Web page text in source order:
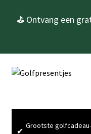
⛳ Ontvang een
Ga
navigatie
Ga
inhoud
Golfcadeau’s
✔
Grootste golfcadeau-